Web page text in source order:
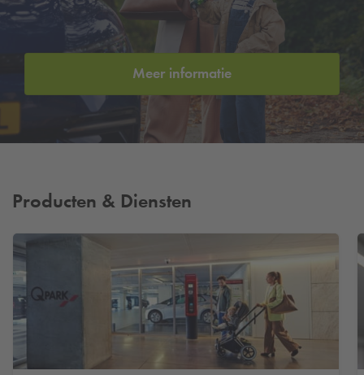
Meer informatie
Producten & Diensten